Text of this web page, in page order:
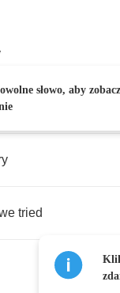
goodbye
tried
słowo, aby